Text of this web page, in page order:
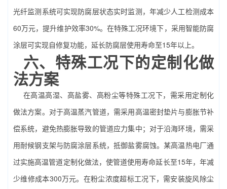
光纤监测系统可实现防腐层状态实时监测，年减少人工检测成本
60万元，提升维护效率30%。在特殊工况环境下，采用智能防腐
涂层可实现自修复功能，延长防腐层使用寿命至15年以上。
六、特殊工况下的定制化做
法方案
在高温高湿、高盐雾、高粉尘等特殊工况下，需采用定制化
做法方案。对于高温蒸汽管道，需采用高温密封垫片与膨胀节补
偿系统，避免热膨胀导致的管道应力集中；对于沿海环境，需采
用耐候钢支架与防腐涂层系统，抵御盐雾腐蚀。某高温热电厂通
过实施高温管道定制化做法，使管道使用寿命延长至15年，年减
少维修成本300万元。在粉尘浓度超标工况下，需安装旋风除尘